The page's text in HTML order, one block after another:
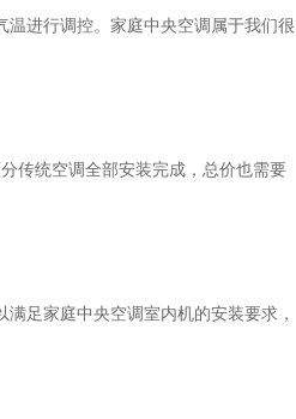
进行调控。家庭中央空调属于我们很
传统空调全部安装完成，总价也需要
足家庭中央空调室内机的安装要求，